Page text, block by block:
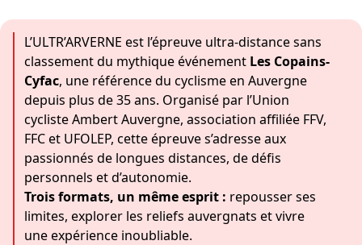
L’ULTR’ARVERNE est l’épreuve ultra-distancesans
classement du mythique événement Les Copains-
Cyfac, une référence du cyclisme en Auvergne
depuis plus de 35 ans. Organisé par l’Union
cycliste Ambert Auvergne, association affiliée FFV,
FFC et UFOLEP, cette épreuve s’adresse aux
passionnés de longues distances, de défis
personnels et d’autonomie.
Trois formats, un même esprit : repousser ses
limites, explorer les reliefs auvergnats et vivre
une expérience inoubliable.